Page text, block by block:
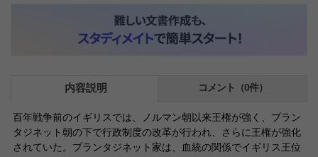
内容説明 コメント（0件）
百年戦争前のイギリスでは、ノルマン朝以来王権が強く、プラン
タジネット朝の下で行政制度の改革が行われ、さらに王権が強化
されていた。プランタジネット家は、血統の関係でイギリス王位